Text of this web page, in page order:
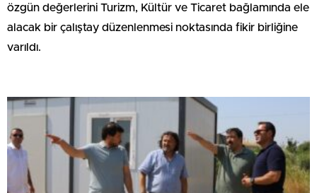
özgün değerlerini Turizm, Kültür ve Ticaret bağlamında ele
alacak bir çalıştay düzenlenmesi noktasında fikir birliğine
varıldı.